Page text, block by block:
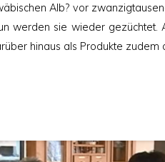
Alb? vor
werden sie wieder gezüchtet.
hinaus als Produkte zudem